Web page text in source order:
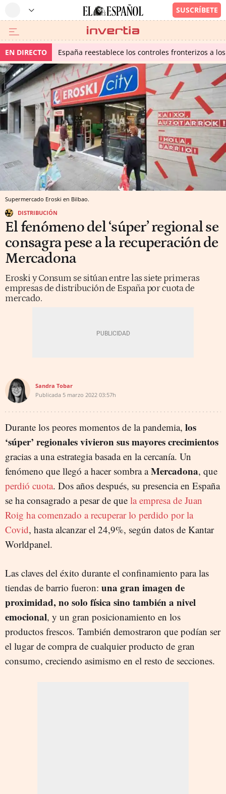
EN DIRECTO España reestablece los controles fronterizos a
Supermercado Eroski en Bilbao.
DISTRIBUCIÓN
El fenómeno del ‘súper’ regional se
consagra pese a la recuperación de
Mercadona
Eroski y Consum se sitúan entre las siete primeras
empresas de distribución de España por cuota de
mercado.
Sandra Tobar
Publicada 5 marzo 2022 03:57h
Durante los peores momentos de la pandemia, los
‘súper’ regionales vivieron sus mayores crecimientos
gracias a una estrategia basada en la cercanía. Un
fenómeno que llegó a hacer sombra aMercadona, que
perdió cuota. Dos años después, su presencia en España
se ha consagrado a pesar de que la empresa de Juan
Roig ha comenzado a recuperar lo perdido por la
Covid, hasta alcanzar el 24,9%, según datos de Kantar
Worldpanel.
Las claves del éxito durante el confinamiento para las
tiendas de barrio fueron: una gran imagen de
proximidad, no solo física sino también a nivel
emocional, y un gran posicionamiento en los
productos frescos. También demostraron que podían ser
el lugar de compra de cualquier producto de gran
consumo, creciendo asimismo en el resto de secciones.